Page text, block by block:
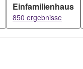
Einfamilienhaus
850 ergebnisse